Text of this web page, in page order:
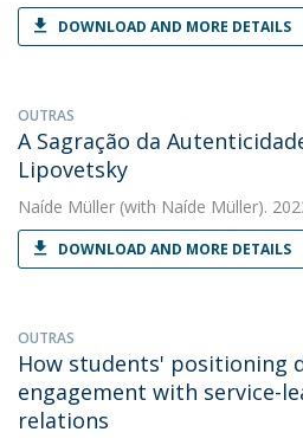
DOWNLOAD AND MORE DETAILS
OUTRAS
A Sagração da
Lipovetsky
Naíde Müller (with Naíde Müller).
DOWNLOAD AND MORE DETAILS
OUTRAS
How students' positioning
engagement with service-
relations